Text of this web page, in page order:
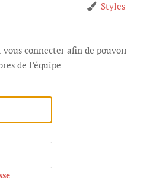
Styles
vous connecter afin de pouvoir
de l’équipe.